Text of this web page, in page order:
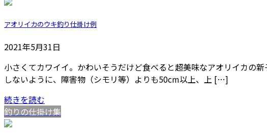
アオリイカのウキ釣り仕掛け例
2021年5月31日
小さくてカワイイ。かわいそうだけど食べると超美味なアオリイカの
しないように、障害物（シモリ等）よりも50cm以上、上 […]
続きを読む
釣りの仕掛け集